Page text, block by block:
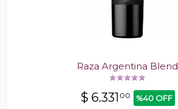
Raza Argentina Blend
$ 6.331 00 %40 OFF